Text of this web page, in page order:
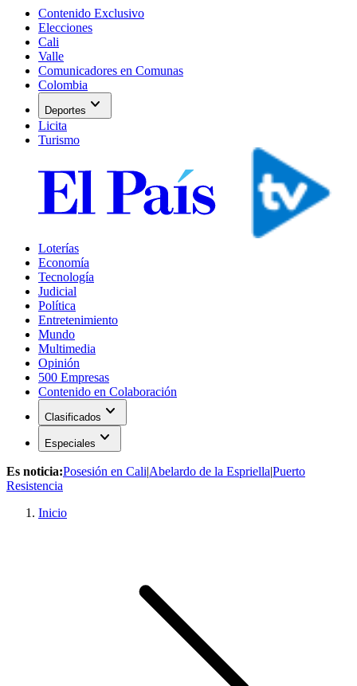
Contenido Exclusivo
Elecciones
Cali
Valle
Comunicadores en Comunas
Colombia
Deportes expand_more
Licita
Turismo
Loterías
Economía
Tecnología
Judicial
Política
Entretenimiento
Mundo
Multimedia
Opinión
500 Empresas
Contenido en Colaboración
Clasificados expand_more
Especiales expand_more
Es noticia:Posesión en Cali|Abelardo de la Espriella|Puerto
Resistencia
Inicio